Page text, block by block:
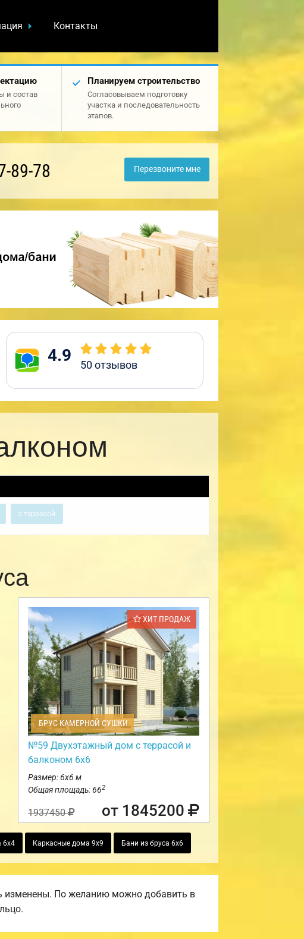
Контакты
и состав
Планируем строительство
Согласовываем подготовку
участка и последовательность
этапов.
89-78 Перезвоните мне
4.9 50отзывов
с террасой
ХИТ ПРОДАЖ
БРУС КАМЕРНОЙ СУШКИ
№59 Двухэтажный дом с террасой и
балконом 6х6
Размер: 6х6 м
Общая площадь: 662
1937450 от 1845200
6х4 Каркасные дома 9х9 Бани из бруса 6х6
изменены. По желанию можно добавить в